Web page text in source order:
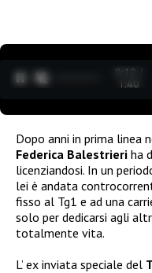
0:12 /
1:40
Dopo anni in prima linea
Federica Balestrieri ha
licenziandosi. In un
lei è andata
fisso al Tg1 e ad una
solo per dedicarsi agli
totalmente vita.
L’ ex inviata speciale del